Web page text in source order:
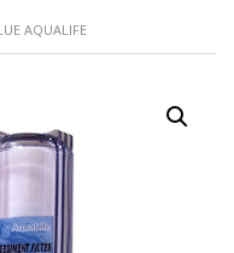
AQUALIFE